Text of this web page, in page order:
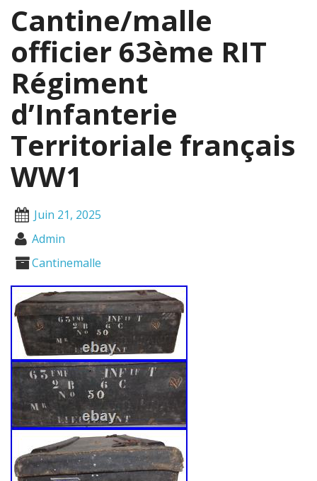
Cantine/malle
officier 63ème RIT
Régiment
d’Infanterie
Territoriale français
WW1
Juin 21, 2025
Admin
Cantinemalle